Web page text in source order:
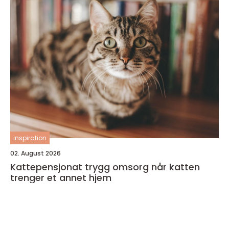
inspiration
02. August 2026
Kattepensjonat trygg omsorg når katten
trenger et annet hjem